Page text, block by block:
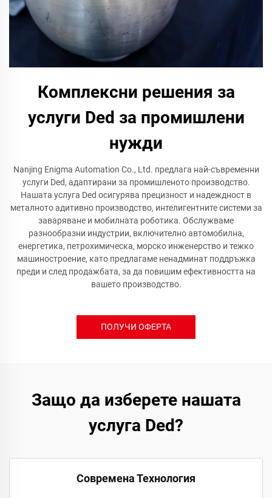
Комплексни решения за
услуги Ded за промишлени
нужди
Nanjing Enigma Automation Co., Ltd. предлага най-съвременни
услуги Ded, адаптирани за промишленото производство.
Нашата услуга Ded осигурява прецизност и надеждност в
металното адитивно производство, интелигентните системи за
заваряване и мобилната роботика. Обслужваме
разнообразни индустрии, включително автомобилна,
енергетика, петрохимическа, морско инженерство и тежко
машиностроение, като предлагаме ненадминат поддръжка
преди и след продажбата, за да повишим ефективността на
вашето производство.
ПОЛУЧИ ОФЕРТА
Защо да изберете нашата
услуга Ded?
Современа Технология